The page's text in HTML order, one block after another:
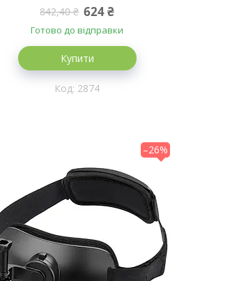
842,40 ₴ 624 ₴
Готово до відправки
Купити
2874
–26%